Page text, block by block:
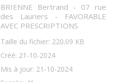
BRIENNE Bertrand - 07 rue
des Lauriers - FAVORABLE
AVEC PRESCRIPTIONS
Taille du fichier: 220.09 KB
Créé: 21-10-2024
Mis à jour: 21-10-2024